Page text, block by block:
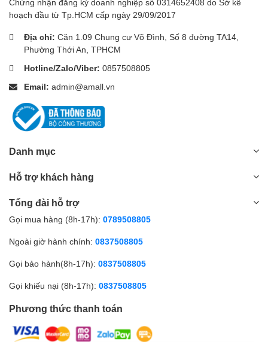
Chứng nhận đăng ký doanh nghiệp số 0314652408 do Sở kế
hoạch đầu từ Tp.HCM cấp ngày 29/09/2017
Địa chỉ: Căn 1.09 Chung cư Võ Đình, Số 8 đường TA14,
Phường Thới An, TPHCM
Hotline/Zalo/Viber: 0857508805
Email: admin@amall.vn
Danh mục
Hỗ trợ khách hàng
Tổng đài hỗ trợ
Gọi mua hàng (8h-17h): 0789508805
Ngoài giờ hành chính: 0837508805
Gọi bảo hành(8h-17h): 0837508805
Gọi khiếu nại (8h-17h): 0837508805
Phương thức thanh toán